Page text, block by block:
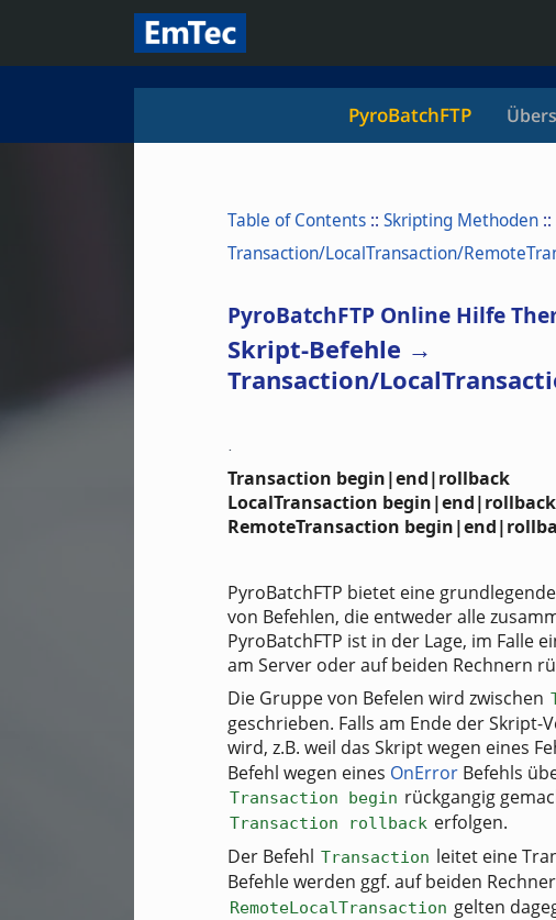
PyroBatchFTP
Table of Contents :: Skripting Methoden ::
Transaction/LocalTransaction/
PyroBatchFTP Online Hilfe
Skript-Befehle →
Transaction/
Transaction begin|end|rollback
LocalTransaction begin|end|rollback
RemoteTransaction
PyroBatchFTP bietet eine
von Befehlen, die entweder alle
PyroBatchFTP ist in der Lage, im Falle
am Server oder auf beiden Rechnern
Die Gruppe von Befelen wird zwischen
geschrieben. Falls am Ende der
wird, z.B. weil das Skript wegen eines
Befehl wegen eines OnError Befehls
Transaction begin rückgangig
Transaction rollback erfolgen.
Der Befehl Transaction leitet eine
Befehle werden ggf. auf beiden
RemoteLocalTransaction gelten